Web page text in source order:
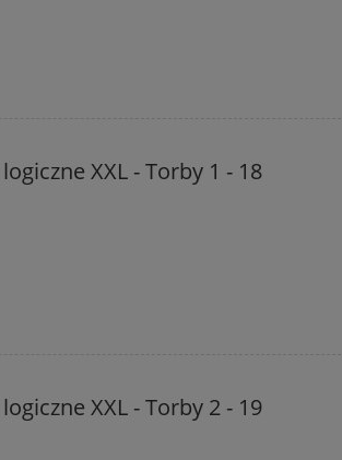
XXL - Torby 1 - 18
XXL - Torby 2 - 19